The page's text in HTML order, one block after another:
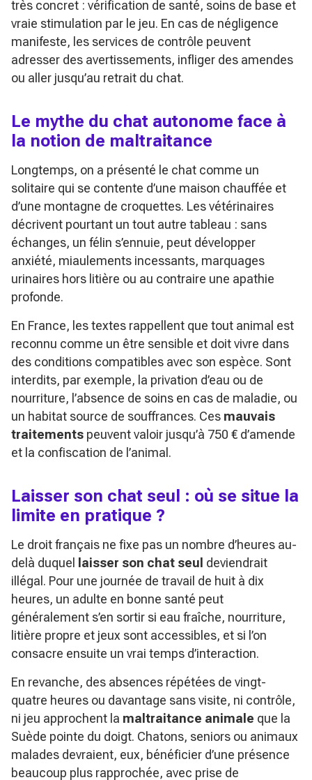
très concret : vérification de santé, soins de base et
vraie stimulation par le jeu. En cas de négligence
manifeste, les services de contrôle peuvent
adresser des avertissements, infliger des amendes
ou aller jusqu’au retrait du chat.
Le mythe du chat autonome face à
la notion de maltraitance
Longtemps, on a présenté le chat comme un
solitaire qui se contente d’une maison chauffée et
d’une montagne de croquettes. Les vétérinaires
décrivent pourtant un tout autre tableau : sans
échanges, un félin s’ennuie, peut développer
anxiété, miaulements incessants, marquages
urinaires hors litière ou au contraire une apathie
profonde.
En France, les textes rappellent que tout animal est
reconnu comme un être sensible et doit vivre dans
des conditions compatibles avec son espèce. Sont
interdits, par exemple, la privation d’eau ou de
nourriture, l’absence de soins en cas de maladie, ou
un habitat source de souffrances. Ces mauvais
traitements peuvent valoir jusqu’à 750 € d’amende
et la confiscation de l’animal.
Laisser son chat seul : où se situe la
limite en pratique ?
Le droit français ne fixe pas un nombre d’heures au-
delà duquel laisser son chat seul deviendrait
illégal. Pour une journée de travail de huit à dix
heures, un adulte en bonne santé peut
généralement s’en sortir si eau fraîche, nourriture,
litière propre et jeux sont accessibles, et si l’on
consacre ensuite un vrai temps d’interaction.
En revanche, des absences répétées de vingt-
quatre heures ou davantage sans visite, ni contrôle,
ni jeu approchent la maltraitance animale que la
Suède pointe du doigt. Chatons, seniors ou animaux
malades devraient, eux, bénéficier d’une présence
beaucoup plus rapprochée, avec prise de